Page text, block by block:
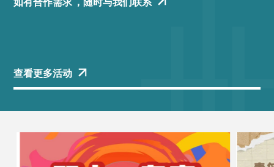
查看更多活动